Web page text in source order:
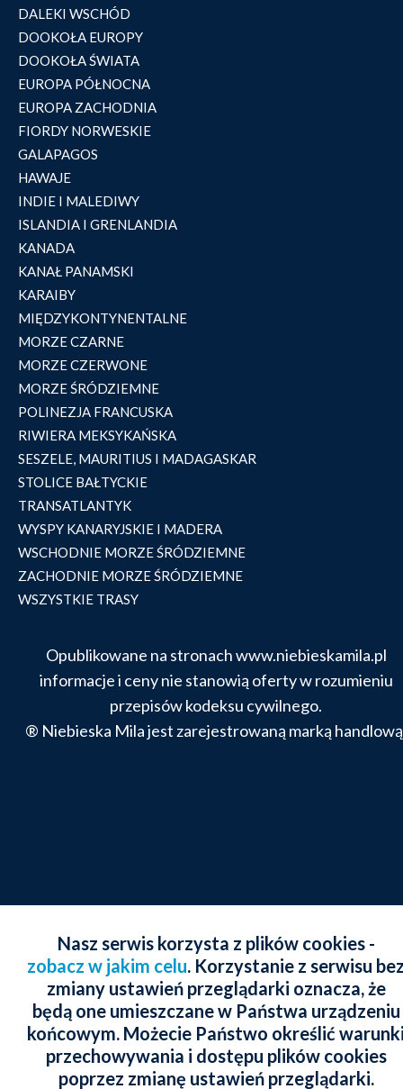
DALEKI WSCHÓD
DOOKOŁA EUROPY
DOOKOŁA ŚWIATA
EUROPA PÓŁNOCNA
EUROPA ZACHODNIA
FIORDY NORWESKIE
GALAPAGOS
HAWAJE
INDIE I MALEDIWY
ISLANDIA I GRENLANDIA
KANADA
KANAŁ PANAMSKI
KARAIBY
MIĘDZYKONTYNENTALNE
MORZE CZARNE
MORZE CZERWONE
MORZE ŚRÓDZIEMNE
POLINEZJA FRANCUSKA
RIWIERA MEKSYKAŃSKA
SESZELE, MAURITIUS I MADAGASKAR
STOLICE BAŁTYCKIE
TRANSATLANTYK
WYSPY KANARYJSKIE I MADERA
WSCHODNIE MORZE ŚRÓDZIEMNE
ZACHODNIE MORZE ŚRÓDZIEMNE
WSZYSTKIE TRASY
Opublikowane na stronach www.niebieskamila.pl
informacje i ceny nie stanowią oferty w rozumieniu
przepisów kodeksu cywilnego.
® Niebieska Mila jest zarejestrowaną marką
Nasz serwis korzysta z plików cookies -
zobacz w jakim celu. Korzystanie z serwisu
zmiany ustawień przeglądarki oznacza, że
będą one umieszczane w Państwa urządzeniu
końcowym. Możecie Państwo określić
przechowywania i dostępu plików cookies
poprzez zmianę ustawień przeglądarki.